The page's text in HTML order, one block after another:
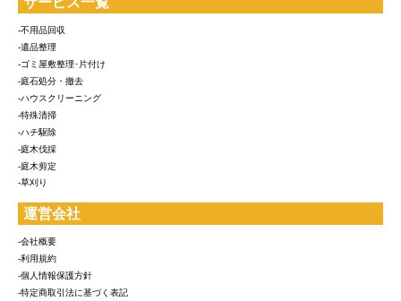
-不用品回収
-遺品整理
-ゴミ屋敷整理･片付け
-庭石処分・撤去
-ハウスクリーニング
-特殊清掃
-ハチ駆除
-庭木伐採
-庭木剪定
-草刈り
運営会社
-会社概要
-利用規約
-個人情報保護方針
-特定商取引法に基づく表記